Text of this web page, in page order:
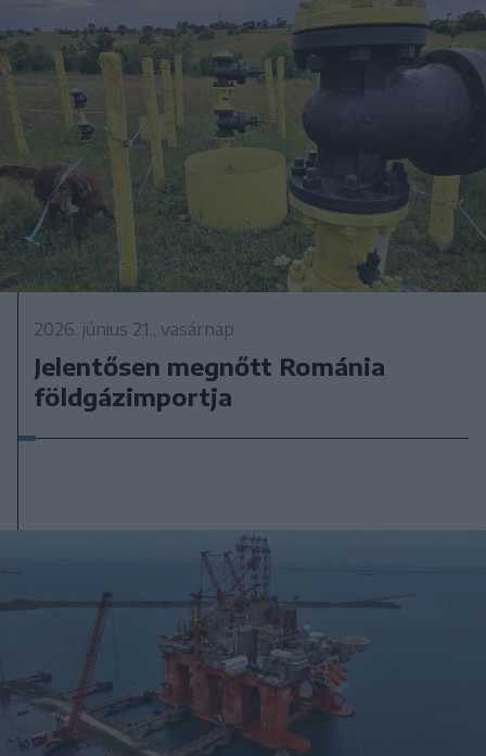
2026. június 21., vasárnap
Jelentősen megnőtt Románia
földgázimportja